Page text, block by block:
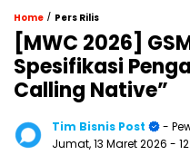
Home / Pers Rilis
[MWC 2026]
Spesifikasi
Calling Native”
Tim Bisnis Post
-
Jumat, 13 Maret 2026 -